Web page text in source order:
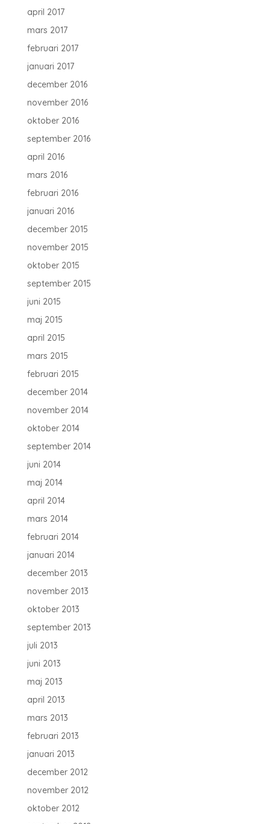
april 2017
mars 2017
februari 2017
januari 2017
december 2016
november 2016
oktober 2016
september 2016
april 2016
mars 2016
februari 2016
januari 2016
december 2015
november 2015
oktober 2015
september 2015
juni 2015
maj 2015
april 2015
mars 2015
februari 2015
december 2014
november 2014
oktober 2014
september 2014
juni 2014
maj 2014
april 2014
mars 2014
februari 2014
januari 2014
december 2013
november 2013
oktober 2013
september 2013
juli 2013
juni 2013
maj 2013
april 2013
mars 2013
februari 2013
januari 2013
december 2012
november 2012
oktober 2012